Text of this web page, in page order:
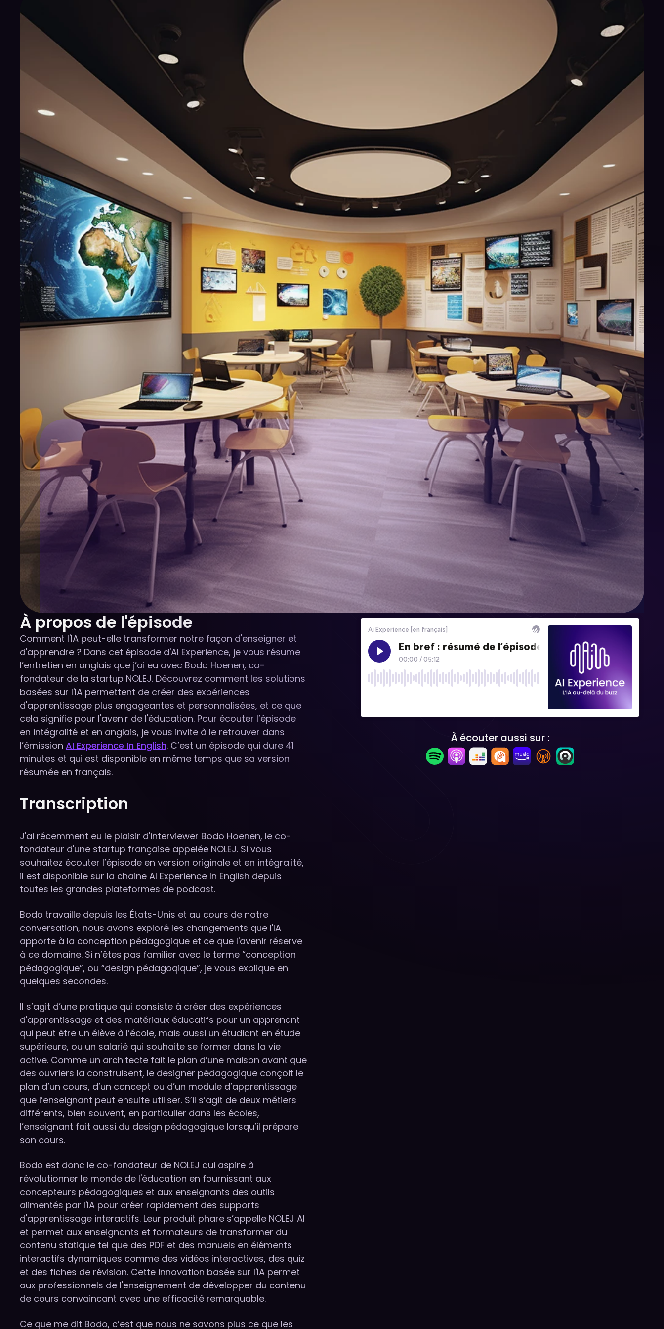
À propos de l'épisode
Comment l'IA peut-elle transformer notre façon d'enseigner et
d'apprendre ? Dans cet épisode d'AI Experience, je vous résume
l’entretien en anglais que j’ai eu avec Bodo Hoenen, co-
fondateur de la startup NOLEJ. Découvrez comment les solutions
basées sur l'IA permettent de créer des expériences
d'apprentissage plus engageantes et personnalisées, et ce que
cela signifie pour l'avenir de l'éducation. Pour écouter l’épisode
en intégralité et en anglais, je vous invite à le retrouver dans
l’émission AI Experience In English. C’est un épisode qui dure 41
minutes et qui est disponible en même temps que sa version
résumée en français.
Transcription
J'ai récemment eu le plaisir d'interviewer Bodo Hoenen, le co-
fondateur d'une startup française appelée NOLEJ. Si vous
souhaitez écouter l’épisode en version originale et en intégralité,
il est disponible sur la chaine AI Experience In English depuis
toutes les grandes plateformes de podcast.
Bodo travaille depuis les États-Unis et au cours de notre
conversation, nous avons exploré les changements que l'IA
apporte à la conception pédagogique et ce que l'avenir réserve
à ce domaine. Si n’êtes pas familier avec le terme “conception
pédagogique”, ou “design pédagoqique”, je vous explique en
quelques secondes.
Il s’agit d’une pratique qui consiste à créer des expériences
d'apprentissage et des matériaux éducatifs pour un apprenant
qui peut être un élève à l’école, mais aussi un étudiant en étude
supérieure, ou un salarié qui souhaite se former dans la vie
active. Comme un architecte fait le plan d’une maison avant que
des ouvriers la construisent, le designer pédagogique conçoit le
plan d’un cours, d’un concept ou d’un module d’apprentissage
que l’enseignant peut ensuite utiliser. S’il s’agit de deux métiers
différents, bien souvent, en particulier dans les écoles,
l’enseignant fait aussi du design pédagogique lorsqu’il prépare
son cours.
Bodo est donc le co-fondateur de NOLEJ qui aspire à
révolutionner le monde de l'éducation en fournissant aux
concepteurs pédagogiques et aux enseignants des outils
alimentés par l'IA pour créer rapidement des supports
d'apprentissage interactifs. Leur produit phare s’appelle NOLEJ AI
et permet aux enseignants et formateurs de transformer du
contenu statique tel que des PDF et des manuels en éléments
interactifs dynamiques comme des vidéos interactives, des quiz
et des fiches de révision. Cette innovation basée sur l'IA permet
aux professionnels de l'enseignement de développer du contenu
de cours convaincant avec une efficacité remarquable.
Ce que me dit Bodo, c’est que nous ne savons plus ce que les
À écouter aussi sur :